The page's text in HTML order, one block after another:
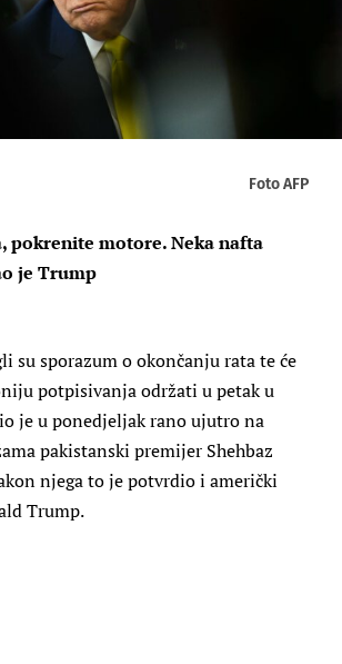
Foto AFP
pokrenite motore. Neka nafta
je Trump
su sporazum o okončanju rata te će
potpisivanja održati u petak u
je u ponedjeljak rano ujutro na
pakistanski premijer Shehbaz
njega to je potvrdio i američki
Trump.